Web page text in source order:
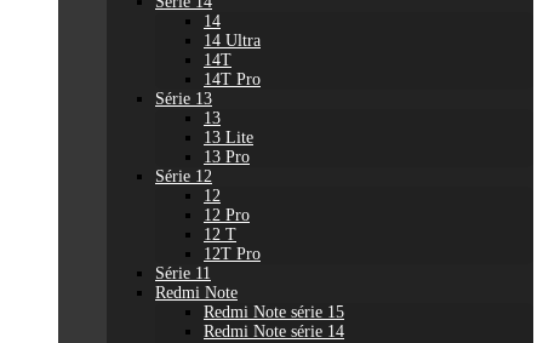
14
14 Ultra
14T
14T Pro
Série 13
13
13 Lite
13 Pro
Série 12
12
12 Pro
12 T
12T Pro
Série 11
Redmi Note
Redmi Note série 15
Redmi Note série 14